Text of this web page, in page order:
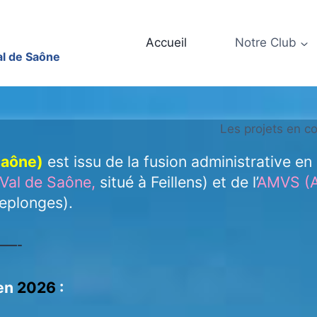
de Saône
Accueil Notre Club
Les projets en
est issu de la fusion administrative
de Saône, situé à Feillens) et de l’AMVS
2026 :